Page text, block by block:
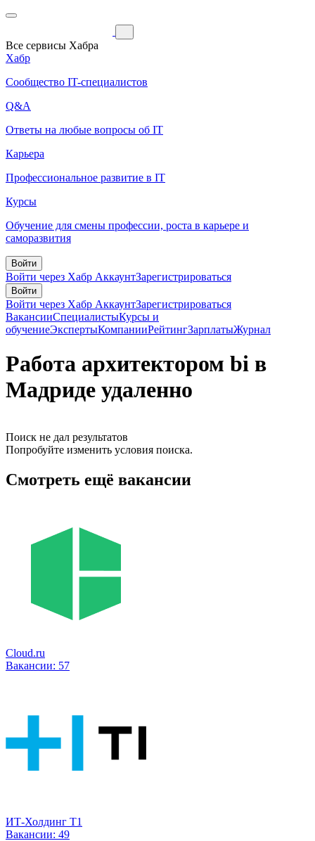
Все сервисы Хабра
Хабр
Сообщество IT-специалистов
Q&A
Ответы на любые вопросы об IT
Карьера
Профессиональное развитие в IT
Курсы
Обучение для смены профессии, роста в карьере и
саморазвития
Войти
Войти через Хабр АккаунтЗарегистрироваться
Войти
Войти через Хабр АккаунтЗарегистрироваться
ВакансииСпециалистыКурсы и
обучениеЭкспертыКомпанииРейтингЗарплатыЖурнал
Работа архитектором bi в
Мадриде удаленно
Поиск не дал результатов
Попробуйте изменить условия поиска.
Смотреть ещё вакансии
Cloud.ru
Вакансии: 57
ИТ-Холдинг Т1
Вакансии: 49